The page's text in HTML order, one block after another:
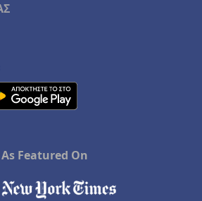
As Featured On